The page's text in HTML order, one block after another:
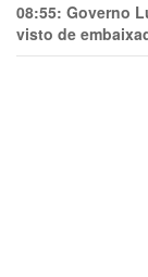
08:55: Governo
visto de